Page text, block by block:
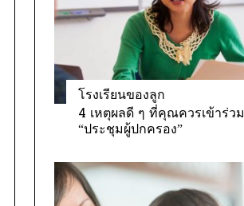
s
โรงเรียนของลูก
4 เหตุผลดี ๆ ที่คุณควรเข้าร่วม
“ประชุมผู้ปกครอง”